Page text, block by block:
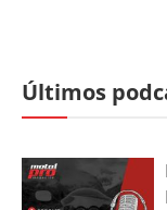
Últimos